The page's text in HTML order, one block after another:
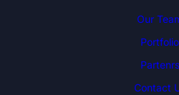
Our
Portfolio
Partenrs
Contact